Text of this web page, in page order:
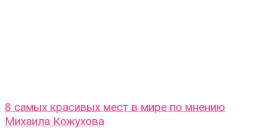
8 самых красивых мест в мире по мнению
Михаила Кожухова